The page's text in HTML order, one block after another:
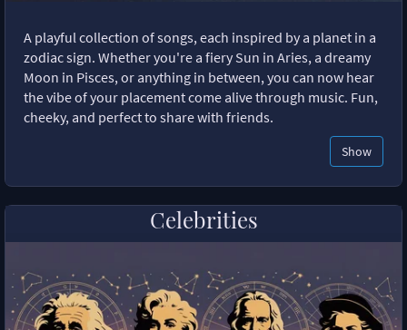
A playful collection of songs, each inspired by a planet in a
zodiac sign. Whether you're a fiery Sun in Aries, a dreamy
Moon in Pisces, or anything in between, you can now hear
the vibe of your placement come alive through music. Fun,
cheeky, and perfect to share with friends.
Show
Celebrities